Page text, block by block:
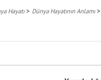
Hayatı> Dünya Hayatının Anlamı>